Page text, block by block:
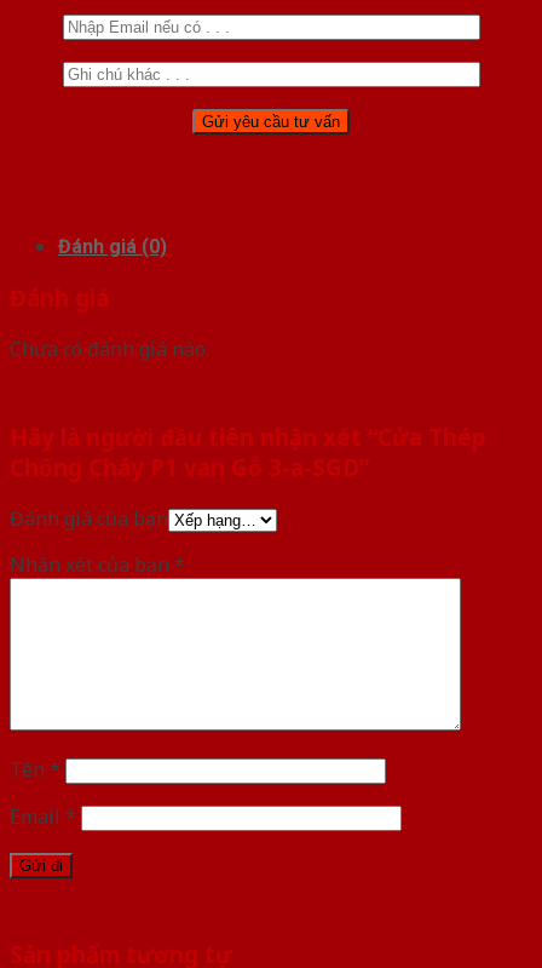
Đánh giá (0)
Đánh giá
Chưa có đánh giá nào.
Hãy là người đầu tiên nhận xét “Cửa Thép
Chống Cháy P1 van Gỗ 3-a-SGD”
Đánh giá của bạn
Nhận xét của bạn *
Tên *
Email *
Sản phẩm tương tự